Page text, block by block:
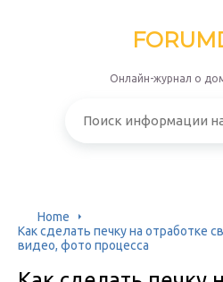
Онлайн-журнал о
Home
Как сделать печку на отработке
видео, фото процесса